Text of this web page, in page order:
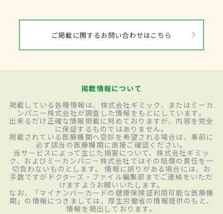
ご掲載に関するお問い合わせはこちら
掲載情報について
掲載している各種情報は、株式会社ギミック、またはミーカ
ンパニー株式会社が調査した情報をもとにしています。
出来るだけ正確な情報掲載に努めておりますが、内容を完全
に保証するものではありません。
掲載されている医療機関へ受診を希望される場合は、事前に
必ず該当の医療機関に直接ご確認ください。
当サービスによって生じた損害について、株式会社ギミッ
ク、およびミーカンパニー株式会社ではその賠償の責任を一
切負わないものとします。 情報に誤りがある場合には、お
手数ですがドクターズ・ファイル編集部までご連絡をいただ
けますようお願いいたします。
なお、「マイナンバーカードの健康保険証利用可能な医療機
関」の情報につきましては、厚生労働省の情報提供のもと、
情報を掲出しております。